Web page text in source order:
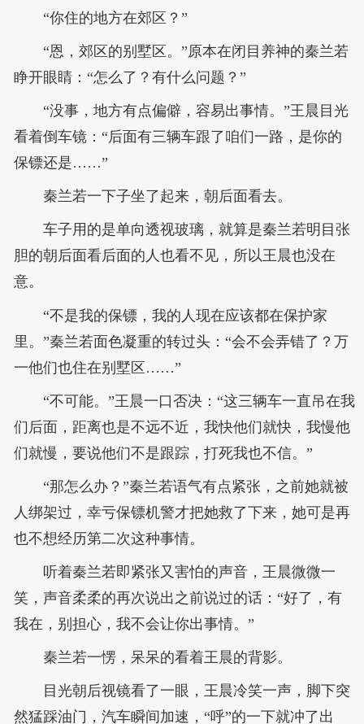
“你住的地方在郊区？”
“恩，郊区的别墅区。”原本在闭目养神的秦兰若
睁开眼睛：“怎么了？有什么问题？”
“没事，地方有点偏僻，容易出事情。”王晨目光
看着倒车镜：“后面有三辆车跟了咱们一路，是你的
保镖还是……”
秦兰若一下子坐了起来，朝后面看去。
车子用的是单向透视玻璃，就算是秦兰若明目张
胆的朝后面看后面的人也看不见，所以王晨也没在
意。
“不是我的保镖，我的人现在应该都在保护家
里。”秦兰若面色凝重的转过头：“会不会弄错了？万
一他们也住在别墅区……”
“不可能。”王晨一口否决：“这三辆车一直吊在我
们后面，距离也是不远不近，我快他们就快，我慢他
们就慢，要说他们不是跟踪，打死我也不信。”
“那怎么办？”秦兰若语气有点紧张，之前她就被
人绑架过，幸亏保镖机警才把她救了下来，她可是再
也不想经历第二次这种事情。
听着秦兰若即紧张又害怕的声音，王晨微微一
笑，声音柔柔的再次说出之前说过的话：“好了，有
我在，别担心，我不会让你出事情。”
秦兰若一愣，呆呆的看着王晨的背影。
目光朝后视镜看了一眼，王晨冷笑一声，脚下突
然猛踩油门，汽车瞬间加速，“呼”的一下就冲了出